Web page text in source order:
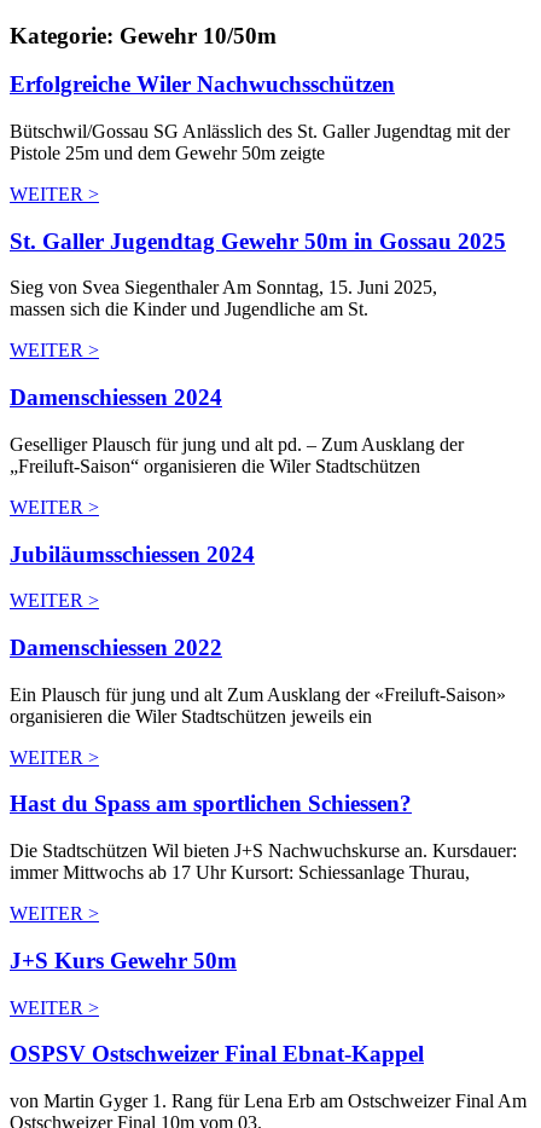
Kategorie: Gewehr 10/50m
Erfolgreiche Wiler Nachwuchsschützen
Bütschwil/Gossau SG Anlässlich des St. Galler Jugendtag mit der
Pistole 25m und dem Gewehr 50m zeigte
WEITER >
St. Galler Jugendtag Gewehr 50m in Gossau 2025
Sieg von Svea Siegenthaler Am Sonntag, 15. Juni 2025,
massen sich die Kinder und Jugendliche am St.
WEITER >
Damenschiessen 2024
Geselliger Plausch für jung und alt pd. – Zum Ausklang der
„Freiluft-Saison“ organisieren die Wiler Stadtschützen
WEITER >
Jubiläumsschiessen 2024
WEITER >
Damenschiessen 2022
Ein Plausch für jung und alt Zum Ausklang der «Freiluft-Saison»
organisieren die Wiler Stadtschützen jeweils ein
WEITER >
Hast du Spass am sportlichen Schiessen?
Die Stadtschützen Wil bieten J+S Nachwuchskurse an. Kursdauer:
immer Mittwochs ab 17 Uhr Kursort: Schiessanlage Thurau,
WEITER >
J+S Kurs Gewehr 50m
WEITER >
OSPSV Ostschweizer Final Ebnat-Kappel
von Martin Gyger 1. Rang für Lena Erb am Ostschweizer Final Am
Ostschweizer Final 10m vom 03.